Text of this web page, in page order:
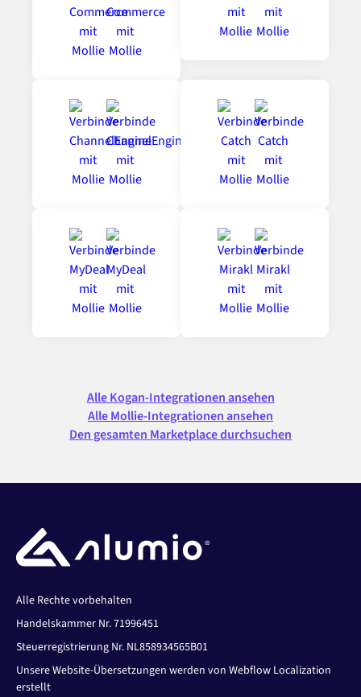
Alle Kogan-Integrationen ansehen
Alle Mollie-Integrationen ansehen
Den gesamten Marketplace durchsuchen
Alle Rechte vorbehalten
Handelskammer Nr. 71996451
Steuerregistrierung Nr. NL858934565B01
Unsere Website-Übersetzungen werden von Webflow Localization
erstellt